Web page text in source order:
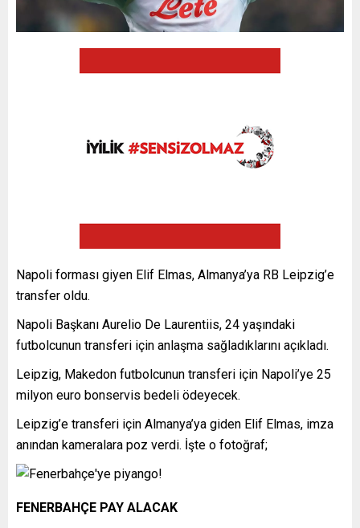
Napoli forması giyen Elif Elmas, Almanya’ya RB Leipzig’e
transfer oldu.
Napoli Başkanı Aurelio De Laurentiis, 24 yaşındaki
futbolcunun transferi için anlaşma sağladıklarını açıkladı.
Leipzig, Makedon futbolcunun transferi için Napoli’ye 25
milyon euro bonservis bedeli ödeyecek.
Leipzig’e transferi için Almanya’ya giden Elif Elmas, imza
anından kameralara poz verdi. İşte o fotoğraf;
FENERBAHÇE PAY ALACAK